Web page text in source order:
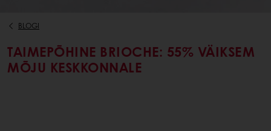
BLOGI
TAIMEPÕHINE BRIOCHE: 55% VÄIKSEM
MÕJU KESKKONNALE